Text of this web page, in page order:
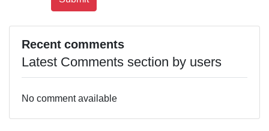
Recent comments
Latest Comments section by users
No comment available